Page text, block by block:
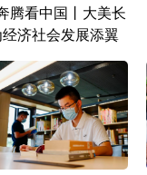
腾看中国丨大美长
济社会发展添翼